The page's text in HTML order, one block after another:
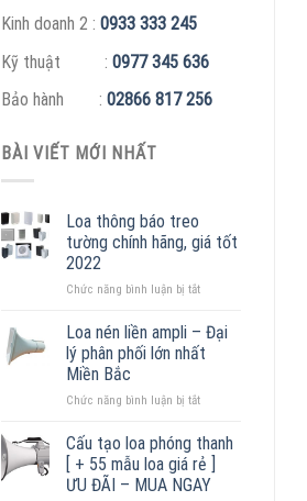
Kinh doanh 2 : 0933 333 245
Kỹ thuật : 0977 345 636
Bảo hành : 02866 817 256
BÀI VIẾT MỚI NHẤT
Loa thông báo treo
tường chính hãng, giá tốt
2022
Chức năng bình luận bị tắtở
thông
báo
treo
chính
giá
tốt
2022
Loa nén liền ampli – Đại
lý phân phối lớn nhất
Miền Bắc
Chức năng bình luận bị tắtở
nén
liền
ampli
–
Cấu tạo loa phóng thanh
[ + 55 mẫu loa giá rẻ ]
ƯU ĐÃI – MUA NGAY